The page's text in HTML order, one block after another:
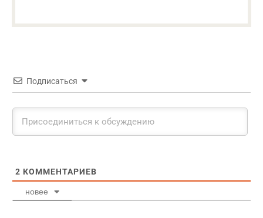
Подписаться
2 КОММЕНТАРИЕВ
новее